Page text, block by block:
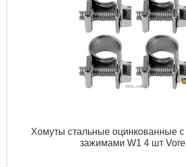
Хомуты стальные оцинкованные
зажимами W1 4 шт Vorel